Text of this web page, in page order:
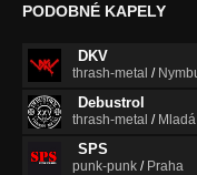
PODOBNÉ KAPELY
DKV
thrash-metal /
Debustrol
thrash-metal /
SPS
punk-punk / Praha